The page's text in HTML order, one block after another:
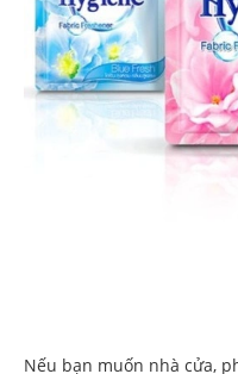
Nếu bạn muốn nhà cửa,